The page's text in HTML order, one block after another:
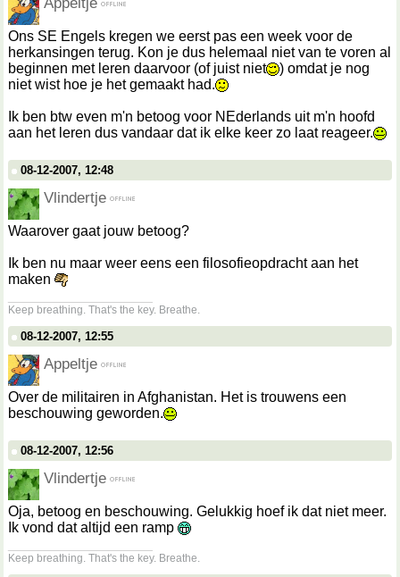
Ons SE Engels kregen we eerst pas een week voor de
herkansingen terug. Kon je dus helemaal niet van te voren al
beginnen met leren daarvoor (of juist niet
) omdat je nog
niet wist hoe je het gemaakt had.
Ik ben btw even m'n betoog voor NEderlands uit m'n hoofd
aan het leren dus vandaar dat ik elke keer zo laat reageer.
08-12-2007, 12:48
Vlindertje
Waarover gaat jouw betoog?
Ik ben nu maar weer eens een filosofieopdracht aan het
maken
Keep breathing. That's the key. Breathe.
08-12-2007, 12:55
Appeltje
Over de militairen in Afghanistan. Het is trouwens een
beschouwing geworden.
08-12-2007, 12:56
Vlindertje
Oja, betoog en beschouwing. Gelukkig hoef ik dat niet meer.
Ik vond dat altijd een ramp
Keep breathing. That's the key. Breathe.